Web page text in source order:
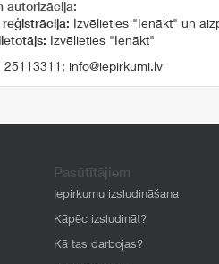
autorizācija:
reģistrācija: Izvēlieties "Ienākt" un
Izvēlieties "Ienākt"
25113311 ; info@iepirkumi.lv
Pasūtītājiem
Iepirkumu izsludināšana
Kāpēc izsludināt?
Kā tas darbojas?